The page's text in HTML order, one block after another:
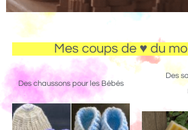
Mes coups de ♥ du
Des chaussons pour les Bébés
Des